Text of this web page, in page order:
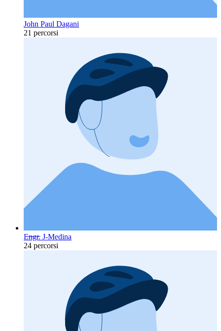
John Paul Dagani
21 percorsi
E̶n̶g̶r̶. J-Medina
24 percorsi